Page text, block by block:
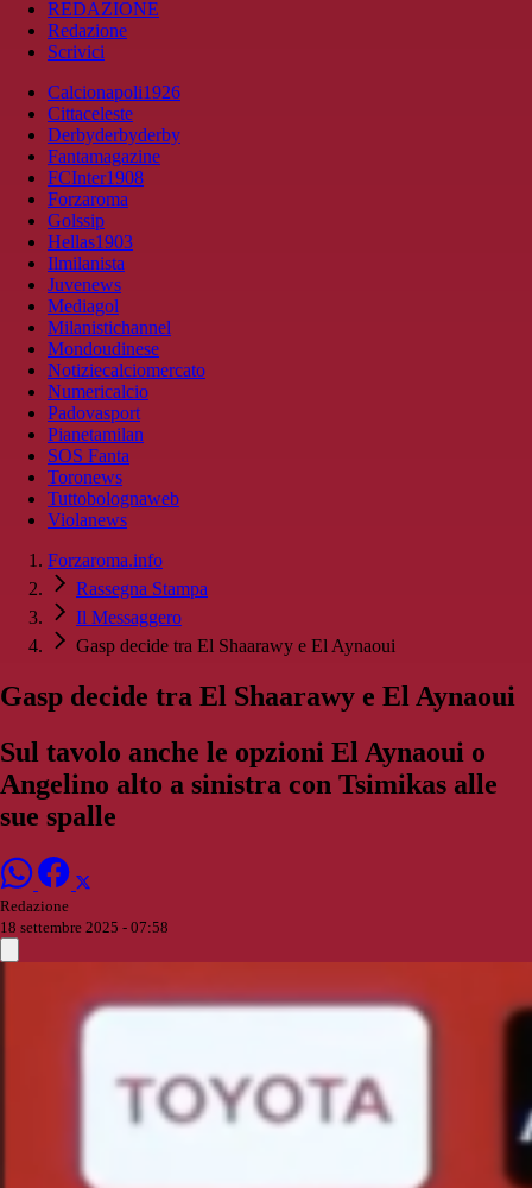
REDAZIONE
Redazione
Scrivici
Calcionapoli1926
Cittaceleste
Derbyderbyderby
Fantamagazine
FCInter1908
Forzaroma
Golssip
Hellas1903
Ilmilanista
Juvenews
Mediagol
Milanistichannel
Mondoudinese
Notiziecalciomercato
Numericalcio
Padovasport
Pianetamilan
SOS Fanta
Toronews
Tuttobolognaweb
Violanews
Forzaroma.info
Rassegna Stampa
Il Messaggero
Gasp decide tra El Shaarawy e El Aynaoui
Gasp decide tra El Shaarawy e El Aynaoui
Sul tavolo anche le opzioni El Aynaoui o
Angelino alto a sinistra con Tsimikas alle
sue spalle
Redazione
18 settembre 2025 - 07:58